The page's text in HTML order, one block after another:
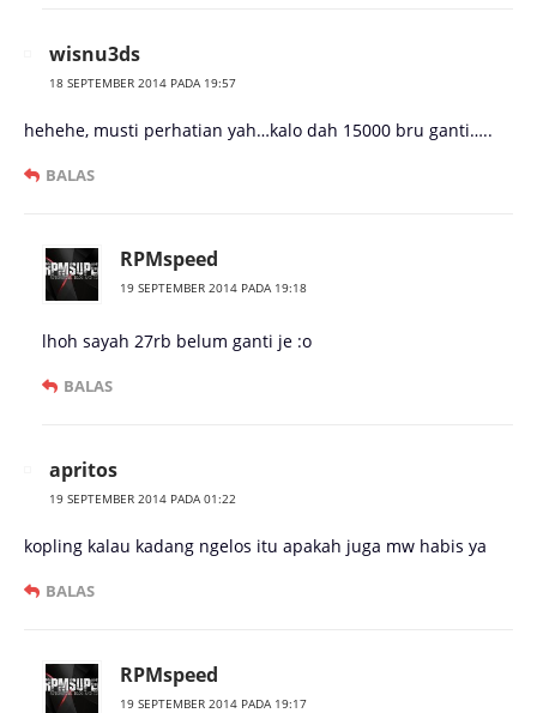
wisnu3ds
18 SEPTEMBER 2014 PADA 19:57
hehehe, musti perhatian yah…kalo dah 15000 bru ganti…..
BALAS
RPMspeed
19 SEPTEMBER 2014 PADA 19:18
lhoh sayah 27rb belum ganti je :o
BALAS
apritos
19 SEPTEMBER 2014 PADA 01:22
kopling kalau kadang ngelos itu apakah juga mw habis ya
BALAS
RPMspeed
19 SEPTEMBER 2014 PADA 19:17